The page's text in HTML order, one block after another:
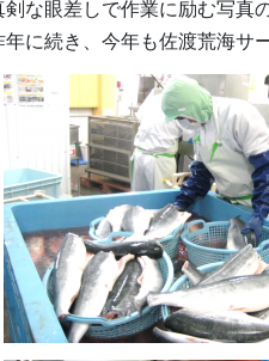
剣な眼差しで作業に励む写真
年に続き、今年も佐渡荒海サ